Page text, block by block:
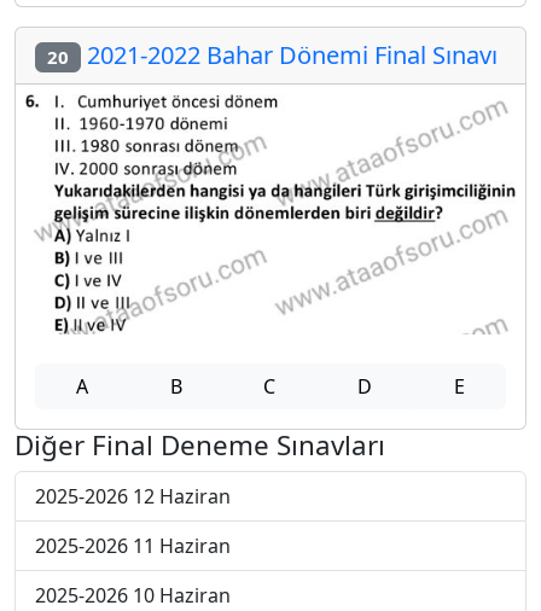
20 2021-2022 Bahar Dönemi Final Sınavı
A B C D E
Diğer Final Deneme Sınavları
2025-2026 12 Haziran
2025-2026 11 Haziran
2025-2026 10 Haziran